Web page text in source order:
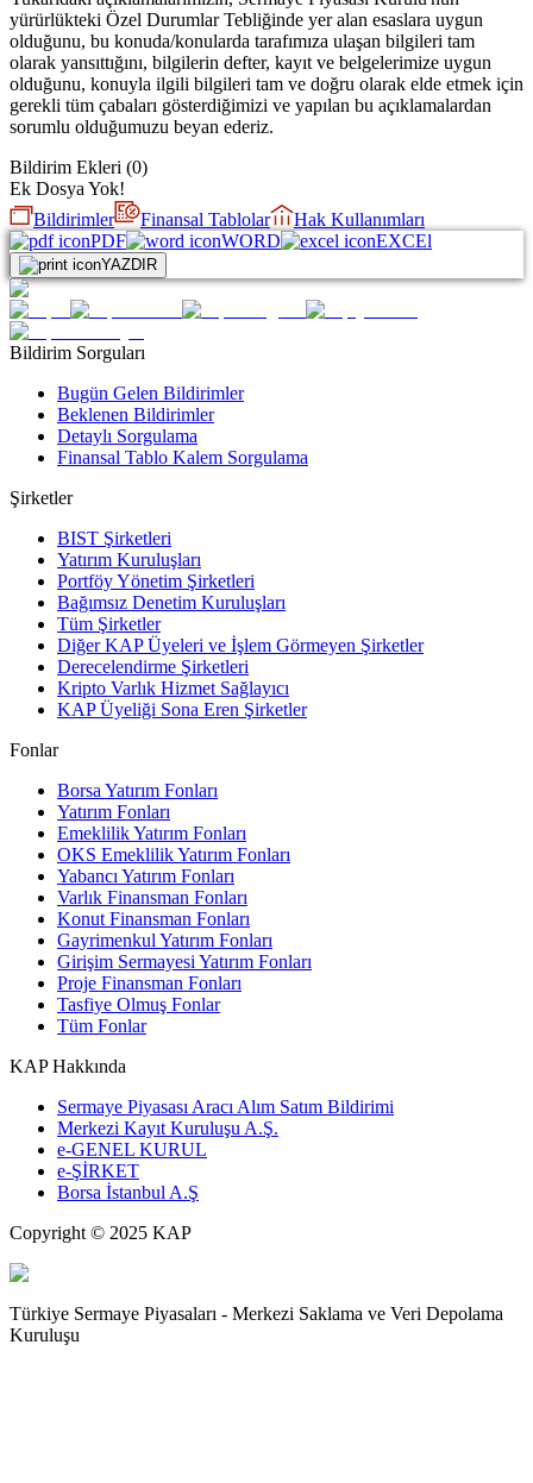
yürürlükteki Özel Durumlar Tebliğinde yer alan esaslara uygun
olduğunu, bu konuda/konularda tarafımıza ulaşan bilgileri tam
olarak yansıttığını, bilgilerin defter, kayıt ve belgelerimize uygun
olduğunu, konuyla ilgili bilgileri tam ve doğru olarak elde etmek için
gerekli tüm çabaları gösterdiğimizi ve yapılan bu açıklamalardan
sorumlu olduğumuzu beyan ederiz.
Bildirim Ekleri (0)
Ek Dosya Yok!
Bildirimler
Finansal Tablolar
Hak Kullanımları
PDF
WORD EXCEl
YAZDIR
Bildirim Sorguları
Bugün Gelen Bildirimler
Beklenen Bildirimler
Detaylı Sorgulama
Finansal Tablo Kalem Sorgulama
Şirketler
BIST Şirketleri
Yatırım Kuruluşları
Portföy Yönetim Şirketleri
Bağımsız Denetim Kuruluşları
Tüm Şirketler
Diğer KAP Üyeleri ve İşlem Görmeyen Şirketler
Derecelendirme Şirketleri
Kripto Varlık Hizmet Sağlayıcı
KAP Üyeliği Sona Eren Şirketler
Fonlar
Borsa Yatırım Fonları
Yatırım Fonları
Emeklilik Yatırım Fonları
OKS Emeklilik Yatırım Fonları
Yabancı Yatırım Fonları
Varlık Finansman Fonları
Konut Finansman Fonları
Gayrimenkul Yatırım Fonları
Girişim Sermayesi Yatırım Fonları
Proje Finansman Fonları
Tasfiye Olmuş Fonlar
Tüm Fonlar
KAP Hakkında
Sermaye Piyasası Aracı Alım Satım Bildirimi
Merkezi Kayıt Kuruluşu A.Ş.
e-GENEL KURUL
e-ŞİRKET
Borsa İstanbul A.Ş
Copyright © 2025 KAP
Türkiye Sermaye Piyasaları - Merkezi Saklama ve Veri Depolama
Kuruluşu